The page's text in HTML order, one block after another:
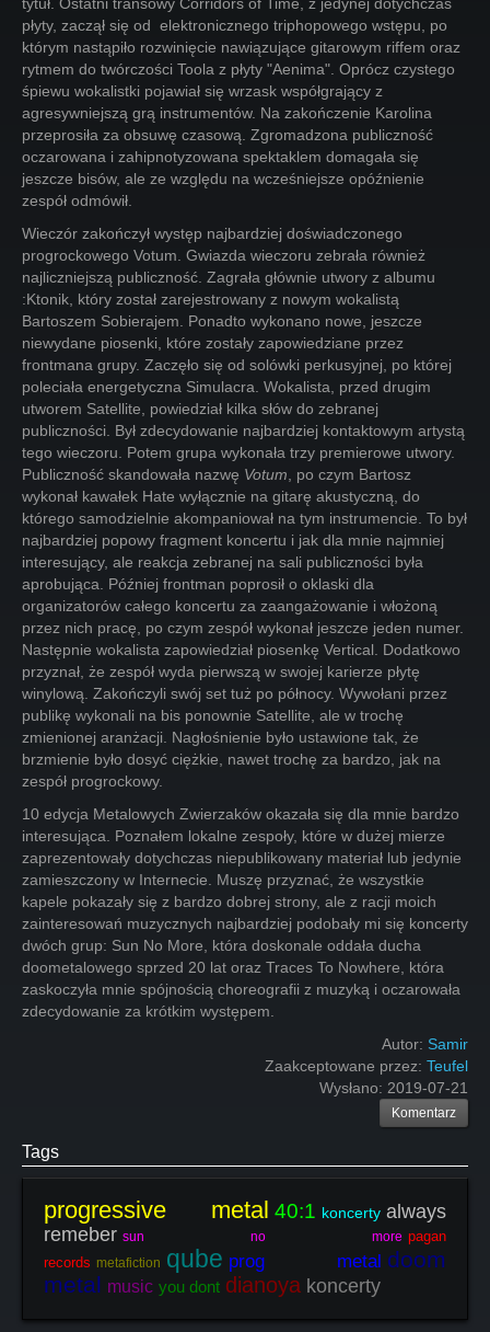
płyty, zaczął się od elektronicznego triphopowego wstępu, po
którym nastąpiło rozwinięcie nawiązujące gitarowym riffem oraz
rytmem do twórczości Toola z płyty "Aenima". Oprócz czystego
śpiewu wokalistki pojawiał się wrzask współgrający z
agresywniejszą grą instrumentów. Na zakończenie Karolina
przeprosiła za obsuwę czasową. Zgromadzona publiczność
oczarowana i zahipnotyzowana spektaklem domagała się
jeszcze bisów, ale ze względu na wcześniejsze opóźnienie
zespół odmówił.
Wieczór zakończył występ najbardziej doświadczonego
progrockowego Votum. Gwiazda wieczoru zebrała również
najliczniejszą publiczność. Zagrała głównie utwory z albumu
:Ktonik, który został zarejestrowany z nowym wokalistą
Bartoszem Sobierajem. Ponadto wykonano nowe, jeszcze
niewydane piosenki, które zostały zapowiedziane przez
frontmana grupy. Zaczęło się od solówki perkusyjnej, po której
poleciała energetyczna Simulacra. Wokalista, przed drugim
utworem Satellite, powiedział kilka słów do zebranej
publiczności. Był zdecydowanie najbardziej kontaktowym artystą
tego wieczoru. Potem grupa wykonała trzy premierowe utwory.
Publiczność skandowała nazwę Votum , po czym Bartosz
wykonał kawałek Hate wyłącznie na gitarę akustyczną, do
którego samodzielnie akompaniował na tym instrumencie. To był
najbardziej popowy fragment koncertu i jak dla mnie najmniej
interesujący, ale reakcja zebranej na sali publiczności była
aprobująca. Później frontman poprosił o oklaski dla
organizatorów całego koncertu za zaangażowanie i włożoną
przez nich pracę, po czym zespół wykonał jeszcze jeden numer.
Następnie wokalista zapowiedział piosenkę Vertical. Dodatkowo
przyznał, że zespół wyda pierwszą w swojej karierze płytę
winylową. Zakończyli swój set tuż po północy. Wywołani przez
publikę wykonali na bis ponownie Satellite, ale w trochę
zmienionej aranżacji. Nagłośnienie było ustawione tak, że
brzmienie było dosyć ciężkie, nawet trochę za bardzo, jak na
zespół progrockowy.
10 edycja Metalowych Zwierzaków okazała się dla mnie bardzo
interesująca. Poznałem lokalne zespoły, które w dużej mierze
zaprezentowały dotychczas niepublikowany materiał lub jedynie
zamieszczony w Internecie. Muszę przyznać, że wszystkie
kapele pokazały się z bardzo dobrej strony, ale z racji moich
zainteresowań muzycznych najbardziej podobały mi się koncerty
dwóch grup: Sun No More, która doskonale oddała ducha
doometalowego sprzed 20 lat oraz Traces To Nowhere, która
zaskoczyła mnie spójnością choreografii z muzyką i oczarowała
zdecydowanie za krótkim występem.
Autor: Samir
Zaakceptowane przez: Teufel
Wysłano: 2019-07-21
Komentarz
Tags
progressive metal 40:1 koncerty always
remeber sun no more pagan
records metafiction qube prog metal doom
metal music you dont dianoya koncerty